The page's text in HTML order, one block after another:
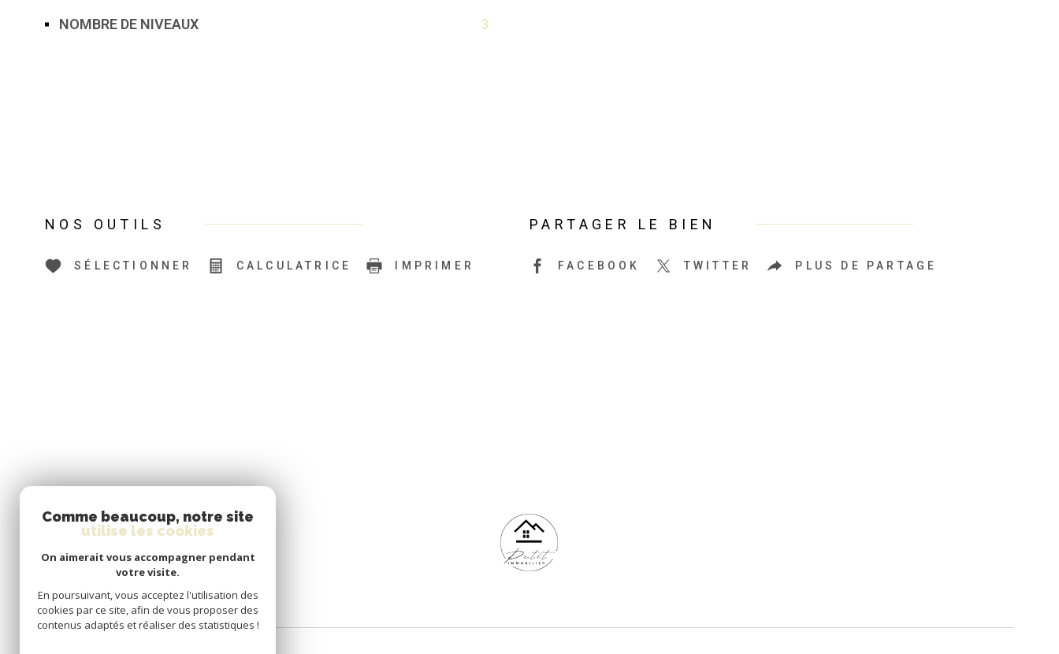
NOMBRE DE NIVEAUX
3
NOS OUTILS
SÉLECTIONNER CALCULATRICE IMPRIMER
PARTAGER LE BIEN
FACEBOOK TWITTER PLUS DE PARTAGE
Comme beaucoup, notre site
utilise les cookies
On aimerait vous accompagner pendant
votre visite.
En poursuivant, vous acceptez l'utilisation des
cookies par ce site, afin de vous proposer des
contenus adaptés et réaliser des statistiques !